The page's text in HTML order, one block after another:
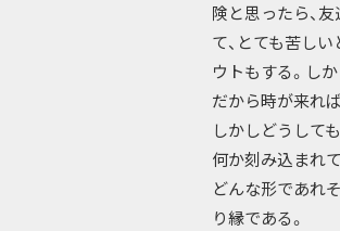
険と思ったら、
て、とても苦し
ウトもする。し
だから時が来れ
しかしどうして
何か刻み込まれ
どんな形であれ
り縁である。